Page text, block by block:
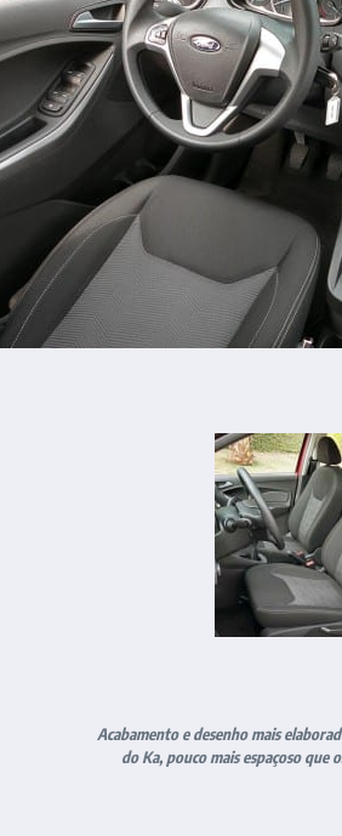
Acabamento e desenho mais
do Ka, pouco mais espaçoso que